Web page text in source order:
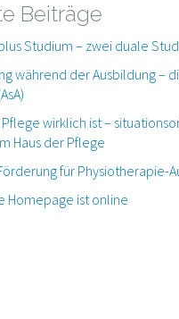
Beiträge
Studium – zwei duale
während der Ausbildung –
wirklich ist –
Haus der Pflege
für Physiotherapie-
Homepage ist online